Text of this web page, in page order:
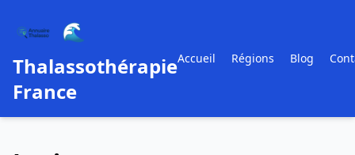
🌊
Thalassothérapie
France
Accueil Régions Blog